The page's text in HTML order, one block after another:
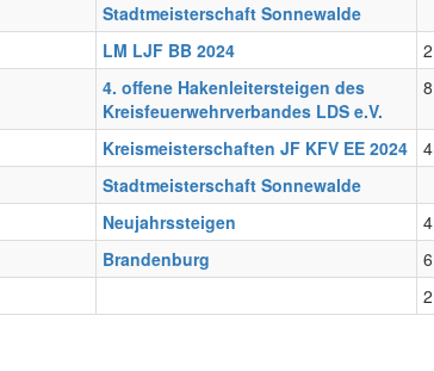
Stadtmeisterschaft Sonnewalde
LM LJF BB 2024
2
4. offene Hakenleitersteigen des
Kreisfeuerwehrverbandes LDS e.V.
8
Kreismeisterschaften JF KFV EE 2024
4
Stadtmeisterschaft Sonnewalde
Neujahrssteigen
4
Brandenburg 6
2